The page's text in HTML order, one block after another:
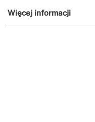
Więcej informacji